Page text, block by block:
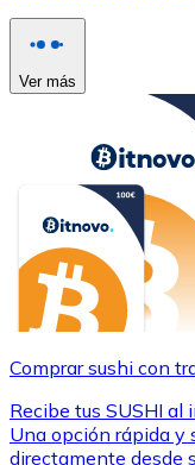
Ver más
Comprar sushi con
Recibe tus SUSHI al
Una opción rápida y
directamente desde